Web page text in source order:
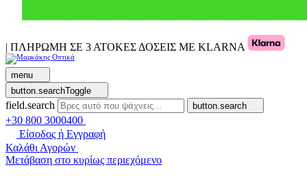
| ΠΛΗΡΩΜΗ ΣΕ 3 ΑΤΟΚΕΣ ΔΟΣΕΙΣ ΜΕ KLARNA
menu
button.searchToggle
field.search button.search
+30 800 3000400
Είσοδος ή Εγγραφή
Καλάθι Αγορών
Μετάβαση στο κυρίως περιεχόμενο